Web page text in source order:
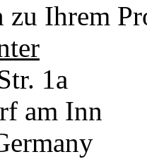
zu Ihrem
1a
am Inn